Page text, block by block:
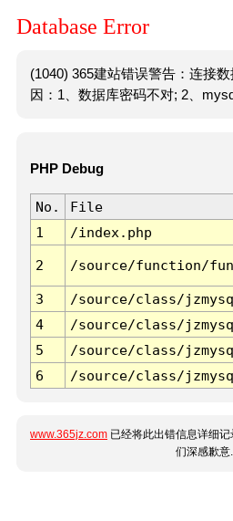
Database Error
(1040) 365建站错误警告：连接
因：1、数据库密码不对; 2、
PHP Debug
No. File
1
/index.php
2 /source/function/
3 /source/class/
4
/source/class/
5
/source/class/
6
/source/class/
www.365jz.com 已经将此出错信息详细
们深感歉意.